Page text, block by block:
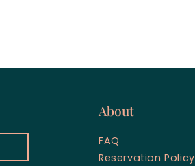
About
FAQ
Reservation Policy